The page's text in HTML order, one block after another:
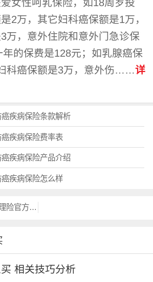
性呵乳保险，如18周岁投
2万，其它妇科癌保额是1万，
万，意外住院和意外门急诊保
的保费是128元；如乳腺癌保
科癌保额是3万，意外伤……详
疾病保险条款解析
疾病保险费率表
疾病保险产品介绍
疾病保险怎么样
昆仑岁享金生终身护理险官方投保入口？？
相关技巧分析